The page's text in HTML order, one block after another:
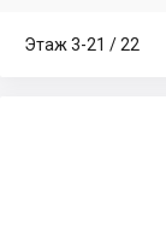
Этаж 3-21 / 22